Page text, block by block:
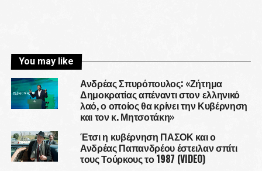
You may like
Ανδρέας Σπυρόπουλος: «Ζήτημα
Δημοκρατίας απέναντι στον ελληνικό
λαό, ο οποίος θα κρίνει την Κυβέρνηση
και τον κ. Μητσοτάκη»
Έτσι η κυβέρνηση ΠΑΣΟΚ και ο
Ανδρέας Παπανδρέου έστειλαν σπίτι
τους Τούρκους το 1987 (VIDEO)